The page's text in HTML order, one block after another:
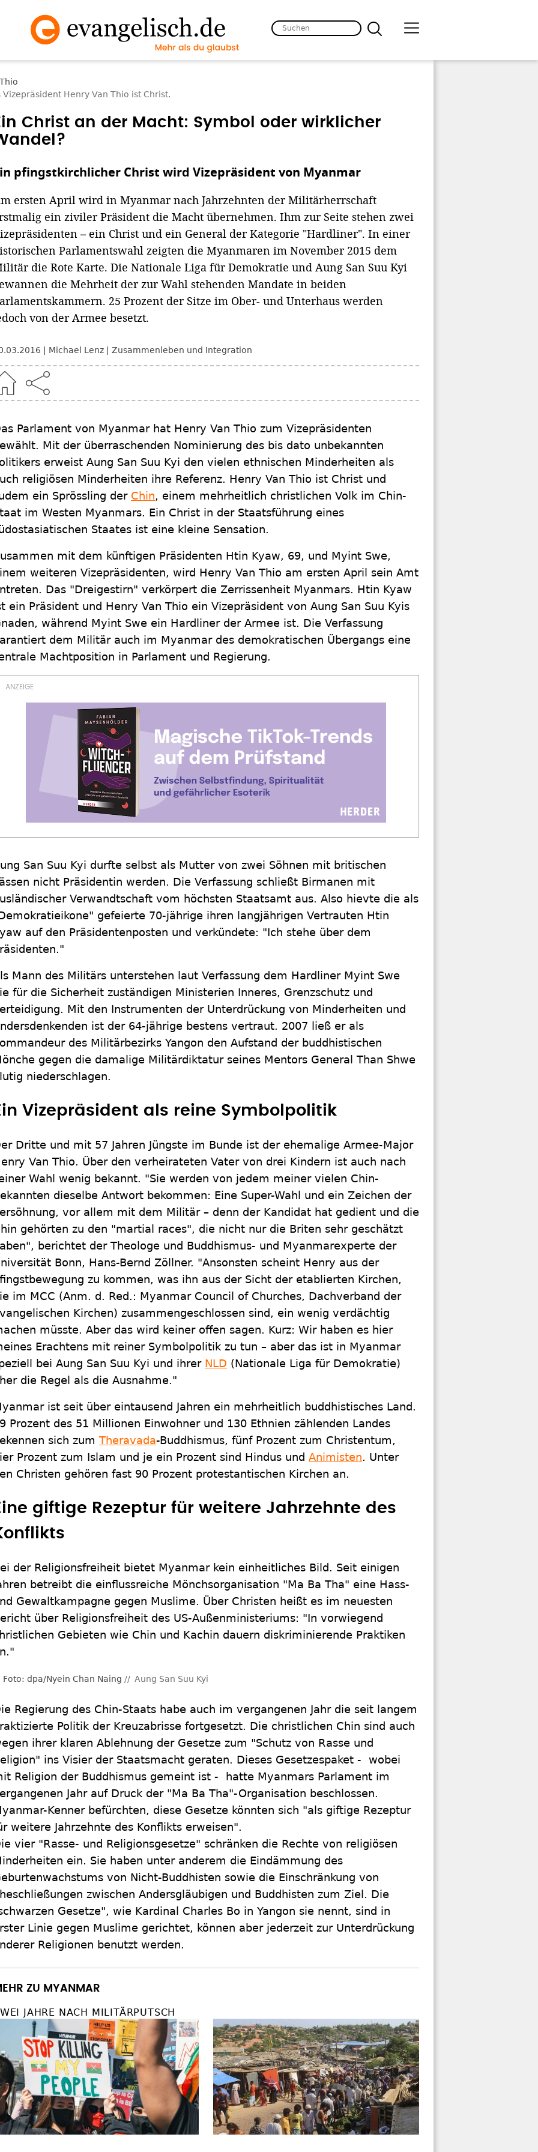
Vizepräsident Henry Van Thio ist Christ.
Christ an der Macht: Symbol oder wirklicher
pfingstkirchlicher Christ wird Vizepräsident von Myanmar
ersten April wird in Myanmar nach Jahrzehnten der Militärherrschaft
ein ziviler Präsident die Macht übernehmen. Ihm zur Seite stehen zwei
– ein Christ und ein General der Kategorie "Hardliner". In einer
Parlamentswahl zeigten die Myanmaren im November 2015 dem
die Rote Karte. Die Nationale Liga für Demokratie und Aung San Suu Kyi
die Mehrheit der zur Wahl stehenden Mandate in beiden
25 Prozent der Sitze im Ober- und Unterhaus werden
von der Armee besetzt.
Michael Lenz Zusammenleben und Integration
Parlament von Myanmar hat Henry Van Thio zum Vizepräsidenten
Mit der überraschenden Nominierung des bis dato unbekannten
erweist Aung San Suu Kyi den vielen ethnischen Minderheiten als
religiösen Minderheiten ihre Referenz. Henry Van Thio ist Christ und
ein Sprössling der Chin, einem mehrheitlich christlichen Volk im Chin-
im Westen Myanmars. Ein Christ in der Staatsführung eines
Staates ist eine kleine Sensation.
mit dem künftigen Präsidenten Htin Kyaw, 69, und Myint Swe,
weiteren Vizepräsidenten, wird Henry Van Thio am ersten April sein Amt
Das "Dreigestirn" verkörpert die Zerrissenheit Myanmars. Htin Kyaw
ein Präsident und Henry Van Thio ein Vizepräsident von Aung San Suu Kyis
während Myint Swe ein Hardliner der Armee ist. Die Verfassung
dem Militär auch im Myanmar des demokratischen Übergangs eine
Machtposition in Parlament und Regierung.
San Suu Kyi durfte selbst als Mutter von zwei Söhnen mit britischen
nicht Präsidentin werden. Die Verfassung schließt Birmanen mit
Verwandtschaft vom höchsten Staatsamt aus. Also hievte die als
gefeierte 70-jährige ihren langjährigen Vertrauten Htin
auf den Präsidentenposten und verkündete: "Ich stehe über dem
Mann des Militärs unterstehen laut Verfassung dem Hardliner Myint Swe
für die Sicherheit zuständigen Ministerien Inneres, Grenzschutz und
Mit den Instrumenten der Unterdrückung von Minderheiten und
ist der 64-jährige bestens vertraut. 2007 ließ er als
des Militärbezirks Yangon den Aufstand der buddhistischen
gegen die damalige Militärdiktatur seines Mentors General Than Shwe
niederschlagen.
Vizepräsident als reine Symbolpolitik
Dritte und mit 57 Jahren Jüngste im Bunde ist der ehemalige Armee-Major
Van Thio. Über den verheirateten Vater von drei Kindern ist auch nach
Wahl wenig bekannt. "Sie werden von jedem meiner vielen Chin-
dieselbe Antwort bekommen: Eine Super-Wahl und ein Zeichen der
vor allem mit dem Militär – denn der Kandidat hat gedient und die
gehörten zu den "martial races", die nicht nur die Briten sehr geschätzt
berichtet der Theologe und Buddhismus- und Myanmarexperte der
Bonn, Hans-Bernd Zöllner. "Ansonsten scheint Henry aus der
zu kommen, was ihn aus der Sicht der etablierten Kirchen,
im MCC (Anm. d. Red.: Myanmar Council of Churches, Dachverband der
Kirchen) zusammengeschlossen sind, ein wenig verdächtig
müsste. Aber das wird keiner offen sagen. Kurz: Wir haben es hier
Erachtens mit reiner Symbolpolitik zu tun – aber das ist in Myanmar
bei Aung San Suu Kyi und ihrer NLD (Nationale Liga für Demokratie)
die Regel als die Ausnahme."
ist seit über eintausend Jahren ein mehrheitlich buddhistisches Land.
Prozent des 51 Millionen Einwohner und 130 Ethnien zählenden Landes
sich zum Theravada-Buddhismus, fünf Prozent zum Christentum,
Prozent zum Islam und je ein Prozent sind Hindus und Animisten. Unter
Christen gehören fast 90 Prozent protestantischen Kirchen an.
giftige Rezeptur für weitere Jahrzehnte des
der Religionsfreiheit bietet Myanmar kein einheitliches Bild. Seit einigen
betreibt die einflussreiche Mönchsorganisation "Ma Ba Tha" eine Hass-
Gewaltkampagne gegen Muslime. Über Christen heißt es im neuesten
über Religionsfreiheit des US-Außenministeriums: "In vorwiegend
Gebieten wie Chin und Kachin dauern diskriminierende Praktiken
Foto: dpa/Nyein Chan Naing Aung San Suu Kyi
Regierung des Chin-Staats habe auch im vergangenen Jahr die seit langem
Politik der Kreuzabrisse fortgesetzt. Die christlichen Chin sind auch
ihrer klaren Ablehnung der Gesetze zum "Schutz von Rasse und
ins Visier der Staatsmacht geraten. Dieses Gesetzespaket - wobei
Religion der Buddhismus gemeint ist - hatte Myanmars Parlament im
Jahr auf Druck der "Ma Ba Tha"-Organisation beschlossen.
Kenner befürchten, diese Gesetze könnten sich "als giftige Rezeptur
weitere Jahrzehnte des Konflikts erweisen".
vier "Rasse- und Religionsgesetze" schränken die Rechte von religiösen
ein. Sie haben unter anderem die Eindämmung des
von Nicht-Buddhisten sowie die Einschränkung von
zwischen Andersgläubigen und Buddhisten zum Ziel. Die
Gesetze", wie Kardinal Charles Bo in Yangon sie nennt, sind in
Linie gegen Muslime gerichtet, können aber jederzeit zur Unterdrückung
Religionen benutzt werden.
ZU MYANMAR
JAHRE NACH MILITÄRPUTSCH